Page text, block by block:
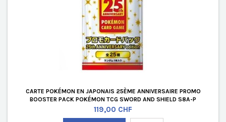
CARTE POKÉMON EN JAPONAIS 25ÈME ANNIVERSAIRE PROMO
BOOSTER PACK POKÉMON TCG SWORD AND SHIELD S8A-P
Prix
119,00 CHF